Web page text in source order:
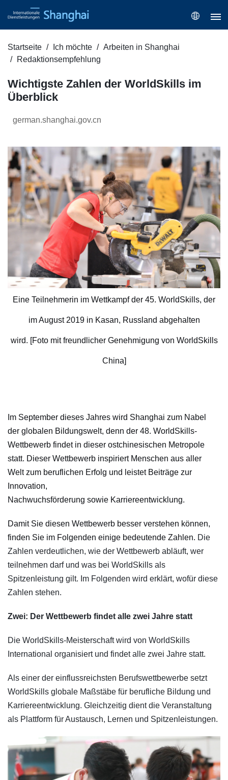
Startseite Ich möchte
Arbeiten in Shanghai
Redaktionsempfehlung
Wichtigste Zahlen der WorldSkills im
Überblick
german.shanghai.gov.cn
Eine Teilnehmerin im Wettkampfder 45. WorldSkills, der
im August 2019 in Kasan, Russland abgehalten
wird. [Fotomit freundlicher Genehmigung von WorldSkills
China]
Im September dieses Jahres wird Shanghai zum Nabel
der g obalen Bildungswel t, denn der 48. Wor ldSki lls-
Wettbewerb findet in dieser ostchinesischen Metropole
statt. Dieser Wettbewerb inspiriert Menschen aus a ller
We lt zum beruflichen Erfo lg und leistet Beiträge zur
Innovation,
Nachwuchsförderung sowie Karriereentwick lung.
Damit Sie diesen Wettbewerb besser verstehen können,
finden Sie im Fol genden einige bedeutende Zah len. Die
Zahlen verdeutlichen, wie der Wettbewerb abläuft, wer
teilnehmen darf und was bei WorldSkills als
Spitzenleistung gilt. Im Folgenden wird erklärt, wofür diese
Zahlen stehen.
Zwei: Der Wettbewerb findet alle zwei Jahre statt
Die WorldSkills-Meisterschaft wird von WorldSkills
International organisiert und findet alle zwei Jahre statt.
Als einer der einflussreichsten Berufswettbewerbe setzt
WorldSkills globale Maßstäbe für berufliche Bildung und
Karriereentwicklung. Gleichzeitig dient die Veranstaltung
als Plattform für Austausch, Lernen und Spitzenleistungen.